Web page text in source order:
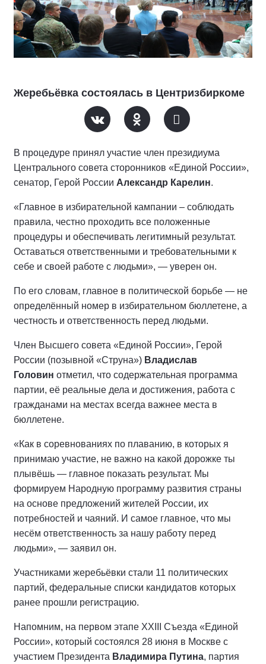
Жеребьёвка состоялась в Центризбиркоме
В процедуре принял участие член президиума
Центрального совета сторонников «Единой России»,
сенатор, Герой России Александр Карелин.
«Главное в избирательной кампании – соблюдать
правила, честно проходить все положенные
процедуры и обеспечивать легитимный результат.
Оставаться ответственными и требовательными к
себе и своей работе с людьми», — уверен он.
По его словам, главное в политической борьбе — не
определённый номер в избирательном бюллетене, а
честность и ответственность перед людьми.
Член Высшего совета «Единой России», Герой
России (позывной «Струна») Владислав
Головин отметил, что содержательная программа
партии, её реальные дела и достижения, работа с
гражданами на местах всегда важнее места в
бюллетене.
«Как в соревнованиях по плаванию, в которых я
принимаю участие, не важно на какой дорожке ты
плывёшь — главное показать результат. Мы
формируем Народную программу развития страны
на основе предложений жителей России, их
потребностей и чаяний. И самое главное, что мы
несём ответственность за нашу работу перед
людьми», — заявил он.
Участниками жеребьёвки стали 11 политических
партий, федеральные списки кандидатов которых
ранее прошли регистрацию.
Напомним, на первом этапе XXIII Съезда «Единой
России», который состоялся 28 июня в Москве с
участием Президента Владимира Путина, партия